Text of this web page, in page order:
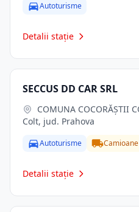
Autoturisme
Detalii stație
SECCUS DD CAR SRL
Colt, jud. Prahova
Autoturisme Camioane
Detalii stație